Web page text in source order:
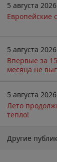
5 августа
Европейские
5 августа
Впервые за
месяца не
5 августа
Лето
тепло!
Другие